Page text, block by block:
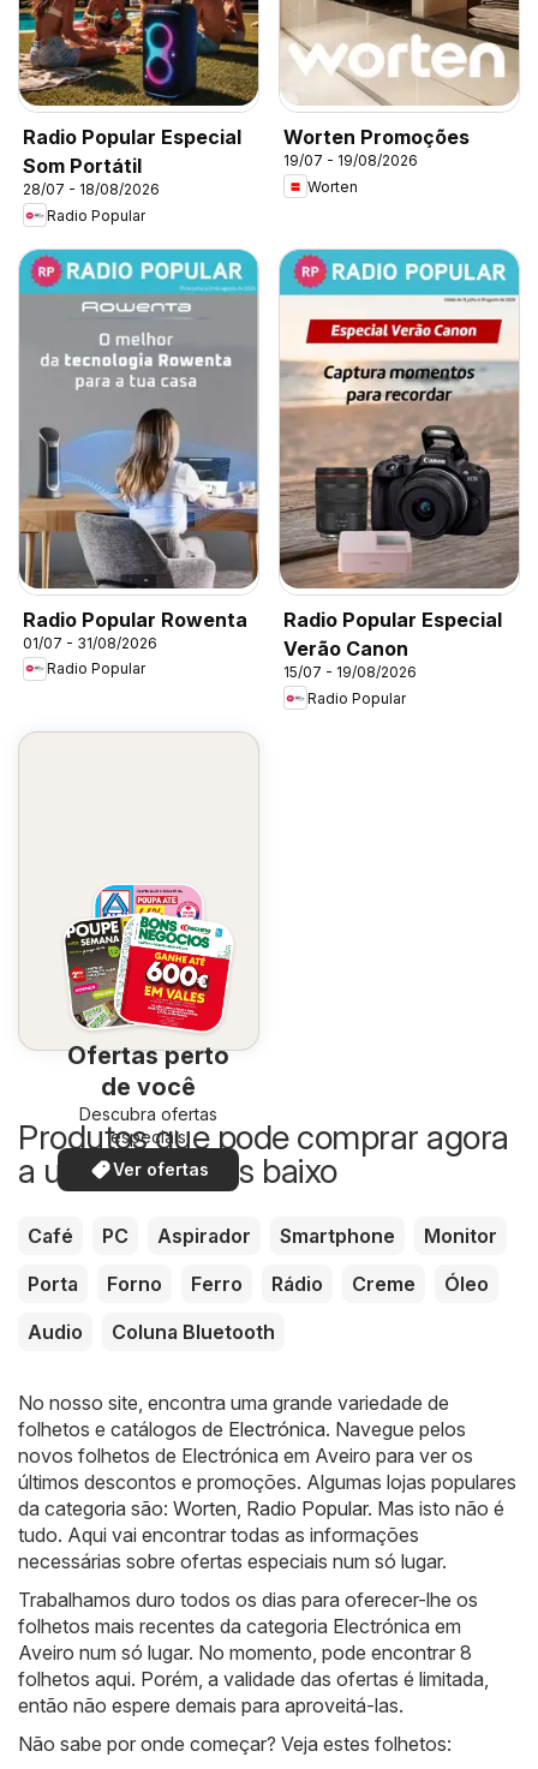
Radio Popular Especial
Som Portátil
28/07 - 18/08/2026
Radio Popular
Worten Promoções
19/07 - 19/08/2026
Worten
Radio Popular Rowenta
01/07 - 31/08/2026
Radio Popular
Radio Popular Especial
Verão Canon
15/07 - 19/08/2026
Radio Popular
Ofertas perto
de você
Descubra ofertas
especiais
Ver ofertas
Produtos que pode comprar agora
a um preço mais baixo
Café PC Aspirador Smartphone
Monitor
Porta
Forno Ferro Rádio Creme
Óleo
Audio
Coluna Bluetooth
No nosso site, encontra uma grande variedade de
folhetos e catálogos de Electrónica. Navegue pelos
novos folhetos de Electrónica em Aveiro para ver os
últimos descontos e promoções. Algumas lojas populares
da categoria são: Worten, Radio Popular. Mas isto não é
tudo. Aqui vai encontrar todas as informações
necessárias sobre ofertas especiais num só lugar.
Trabalhamos duro todos os dias para oferecer-lhe os
folhetos mais recentes da categoria Electrónica em
Aveiro num só lugar. No momento, pode encontrar 8
folhetos aqui. Porém, a validade das ofertas é limitada,
então não espere demais para aproveitá-las.
Não sabe por onde começar? Veja estes folhetos: